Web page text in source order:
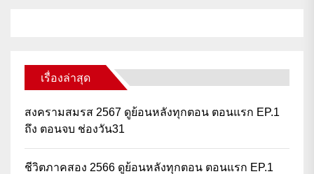
เรื่องล่าสุด
สงครามสมรส 2567 ดูย้อนหลังทุกตอน ตอนแรก EP.1
ถึง ตอนจบ ช่องวัน31
ชีวิตภาคสอง 2566 ดูย้อนหลังทุกตอน ตอนแรก EP.1